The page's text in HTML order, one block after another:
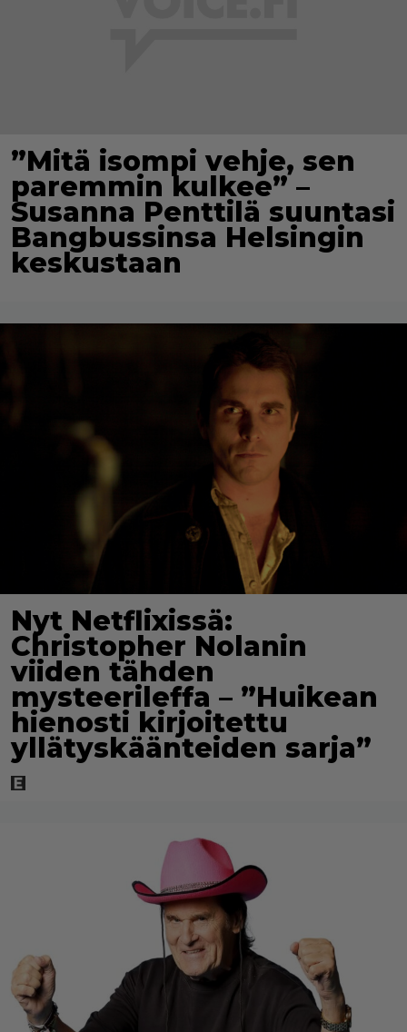
”Mitä isompi vehje, sen
paremmin kulkee” –
Susanna Penttilä suuntasi
Bangbussinsa Helsingin
keskustaan
Nyt Netflixissä:
Christopher Nolanin
viiden tähden
mysteerileffa – ”Huikean
hienosti kirjoitettu
yllätyskäänteiden sarja”